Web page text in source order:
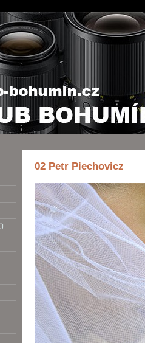
02 Petr Piechovicz